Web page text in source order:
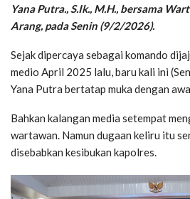
Yana Putra., S.Ik., M.H., bersama
Arang, pada Senin (9/2/2026).
Sejak dipercaya sebagai komando
medio April 2025 lalu, baru kali ini
Yana Putra bertatap muka dengan
Bahkan kalangan media setempat
wartawan. Namun dugaan keliru itu
disebabkan kesibukan kapolres.